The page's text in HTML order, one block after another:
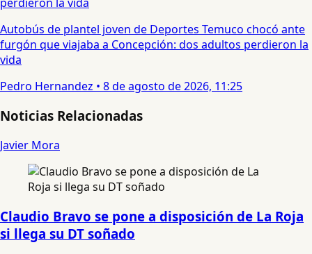
Autobús de plantel joven de Deportes Temuco chocó ante
furgón que viajaba a Concepción: dos adultos perdieron la
vida
Pedro Hernandez • 8 de agosto de 2026, 11:25
Noticias Relacionadas
Javier Mora
Claudio Bravo se pone a disposición de La Roja
si llega su DT soñado